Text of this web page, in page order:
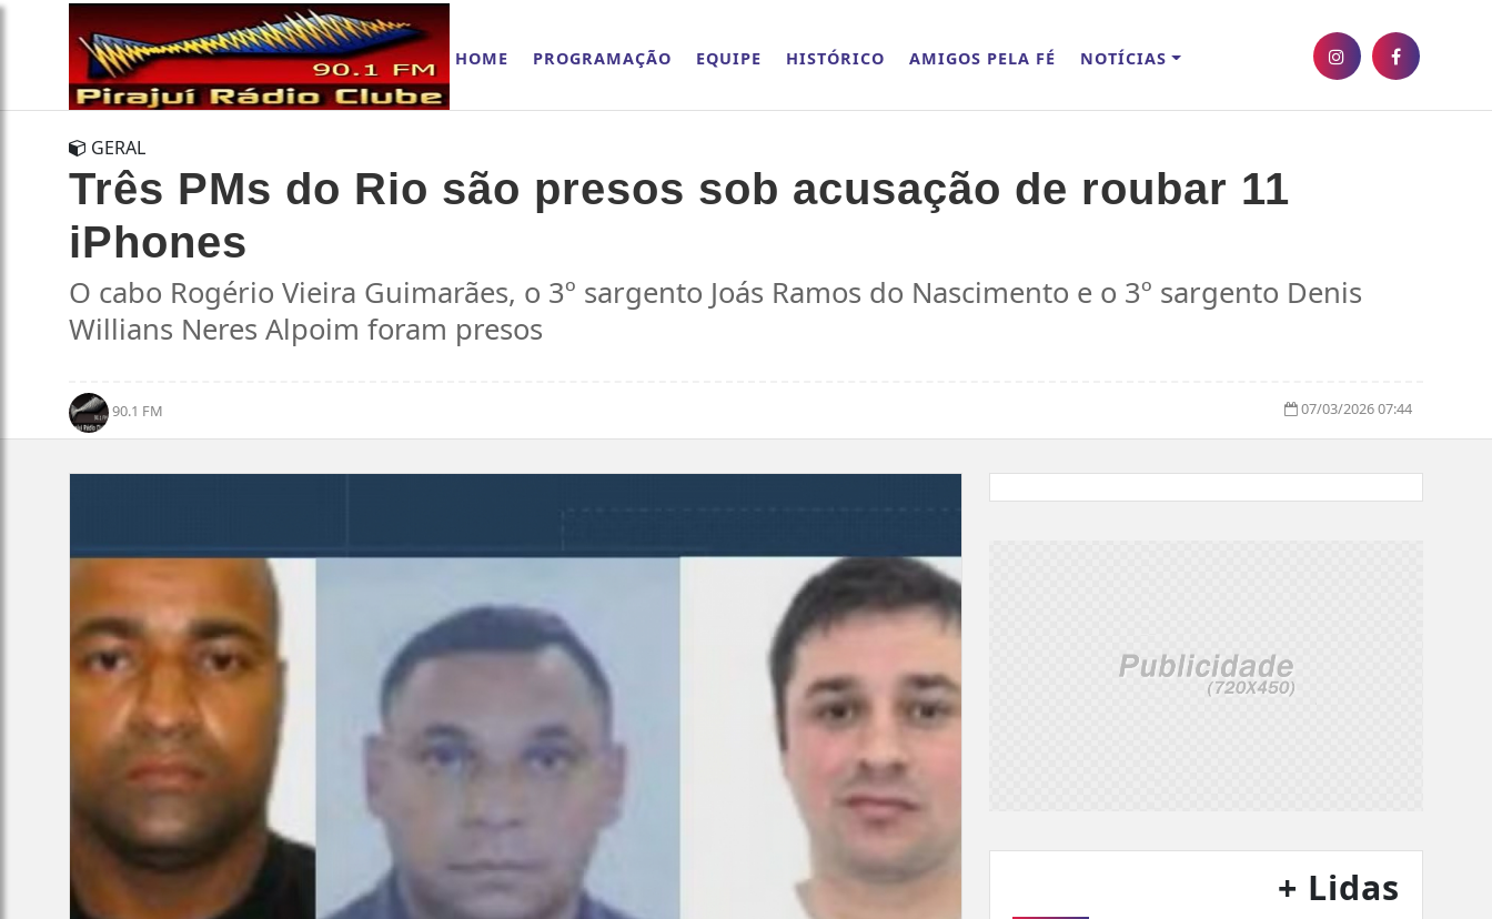
HOME PROGRAMAÇÃO EQUIPE HISTÓRICO AMIGOS PELA FÉ NOTÍCIAS
GERAL
Três PMs do Rio são presos sob acusação de roubar 11
iPhones
O cabo Rogério Vieira Guimarães, o 3º sargento Joás Ramos do Nascimento e o 3º sargento Denis
Willians Neres Alpoim foram presos
90.1 FM 07/03/2026 07:44
+ Lidas